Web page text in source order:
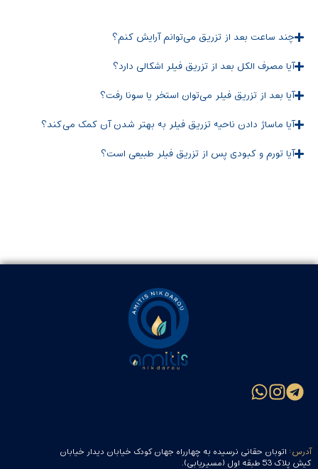
چند ساعت بعد از تزریق می‌توانم آرایش کنم؟
آیا مصرف الکل بعد از تزریق فیلر اشکالی دارد؟
آیا بعد از تزریق فیلر می‌توان استخر یا سونا رفت؟
آیا ماساژ دادن ناحیه تزریق فیلر به بهتر شدن آن کمک می‌کند؟
آیا تورم و کبودی پس از تزریق فیلر طبیعی است؟
آدرس: اتوبان حقانی نرسیده به چهارراه جهان کودک خیابان دیدار خیابان
کیش پلاک 53 طبقه اول (مسیریابی).